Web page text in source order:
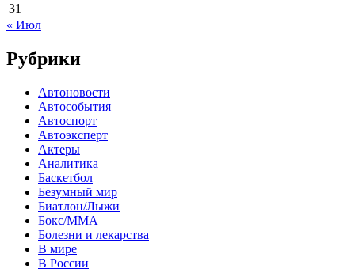
31
« Июл
Рубрики
Автоновости
Автособытия
Автоспорт
Автоэксперт
Актеры
Аналитика
Баскетбол
Безумный мир
Биатлон/Лыжи
Бокс/MMA
Болезни и лекарства
В мире
В России